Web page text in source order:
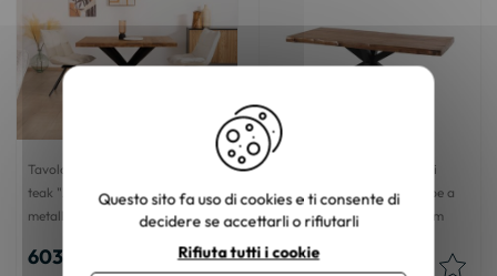
Tavolo da pranzo quadrato in
teak "Zenia" con gambe in
metallo 130 cm
603,70 €
Tavolo in legno massiccio di
recupero "Valley" con gambe a
stella in metallo nero 200 cm
883,48 €
Questo sito fa uso di cookies e ti consente di
decidere se accettarli o rifiutarli
Rifiuta tutti i cookie